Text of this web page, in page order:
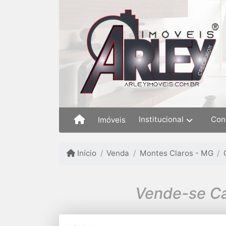
Imóveis Institucional
Início Venda Montes Claros - MG
Vende-se